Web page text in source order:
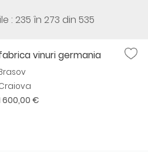
: 235 în 273 din535
vinuri germania
600,00 €